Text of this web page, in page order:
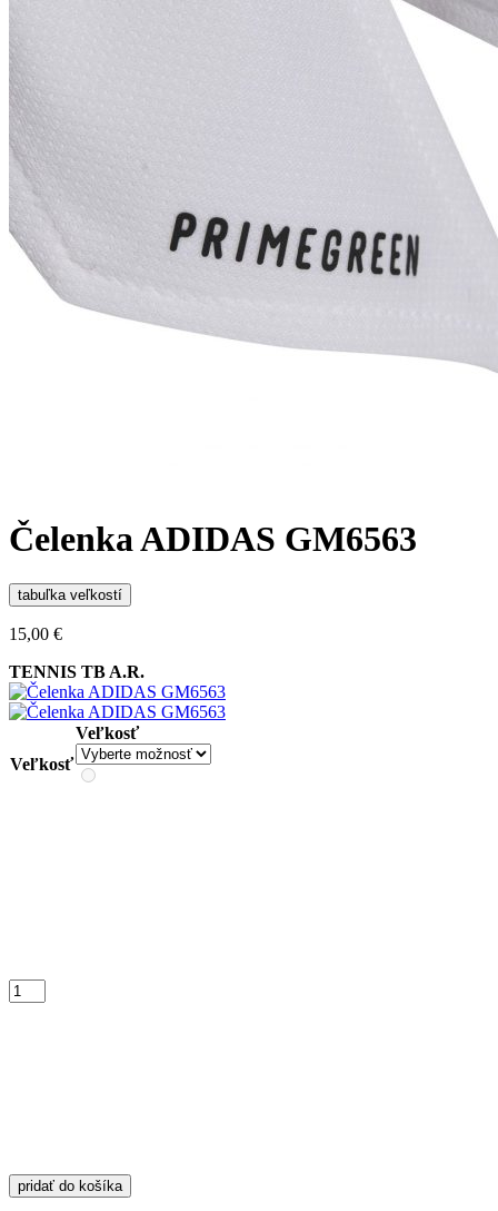
Čelenka ADIDAS GM6563
tabuľka veľkostí
15,00 €
TENNIS TB A.R.
Veľkosť
Veľkosť
množstvo
Čelenka
pridať do košíka